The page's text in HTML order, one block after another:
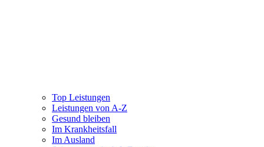
Top Leistungen
Leistungen von A-Z
Gesund bleiben
Im Krankheitsfall
Im Ausland